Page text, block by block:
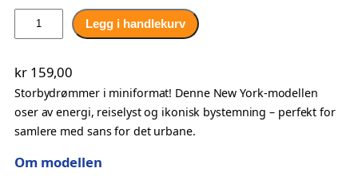
a
e
a
n
d
i
Legg i handlekurv
kr159,00
Storbydrømmer i miniformat! Denne New York-modellen
oser av energi, reiselyst og ikonisk bystemning – perfekt for
samlere med sans for det urbane.
Om modellen